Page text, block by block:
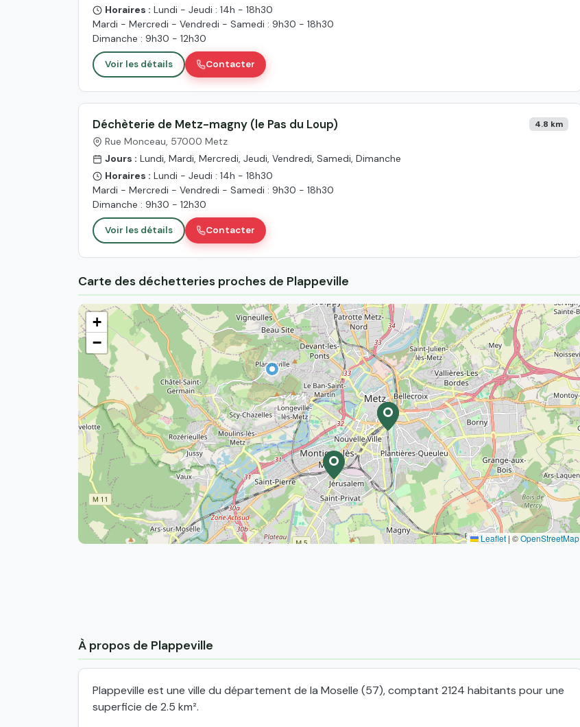
Horaires : Lundi - Jeudi : 14h - 18h30
Mardi - Mercredi - Vendredi - Samedi : 9h30 - 18h30
Dimanche : 9h30 - 12h30
Voir les détails Contacter
Déchèterie de Metz-magny (le Pas du Loup) 4.8 km
Rue Monceau, 57000 Metz
Jours : Lundi, Mardi, Mercredi, Jeudi, Vendredi, Samedi, Dimanche
Horaires : Lundi - Jeudi : 14h - 18h30
Mardi - Mercredi - Vendredi - Samedi : 9h30 - 18h30
Dimanche : 9h30 - 12h30
Voir les détails Contacter
Carte des déchetteries proches de Plappeville
+
−
Leaflet | ©OpenStreetMap
À propos de Plappeville
Plappeville est une ville du département de la Moselle (57), comptant 2124 habitants pour une
superficie de 2.5 km².